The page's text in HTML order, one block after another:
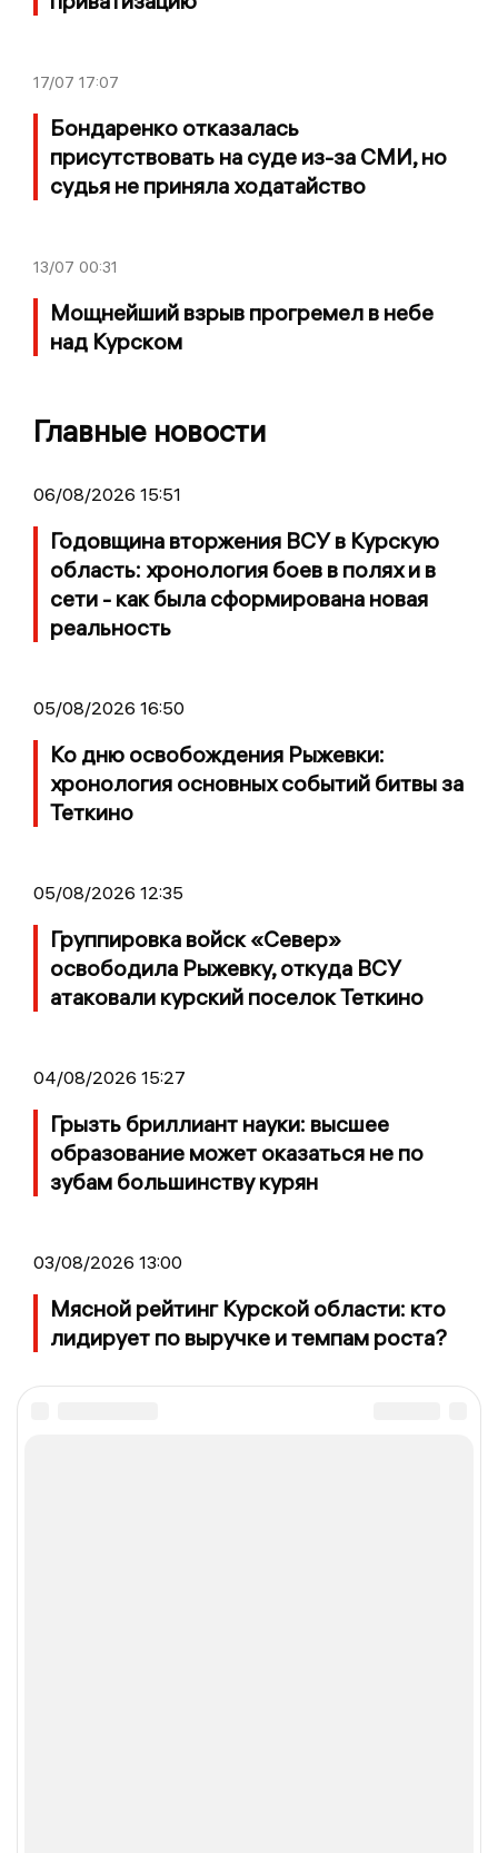
17/07 17:07
Бондаренко отказалась
присутствовать на суде из-за СМИ, но
судья не приняла ходатайство
13/07 00:31
Мощнейший взрыв прогремел в небе
над Курском
Главные новости
06/08/2026 15:51
Годовщина вторжения ВСУ в Курскую
область: хронология боев в полях и в
сети - как была сформирована новая
реальность
05/08/2026 16:50
Ко дню освобождения Рыжевки:
хронология основных событий битвы за
Теткино
05/08/2026 12:35
Группировка войск «Север»
освободила Рыжевку, откуда ВСУ
атаковали курский поселок Теткино
04/08/2026 15:27
Грызть бриллиант науки: высшее
образование может оказаться не по
зубам большинству курян
03/08/2026 13:00
Мясной рейтинг Курской области: кто
лидирует по выручке и темпам роста?